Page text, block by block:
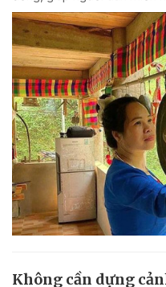
Không cần dựng